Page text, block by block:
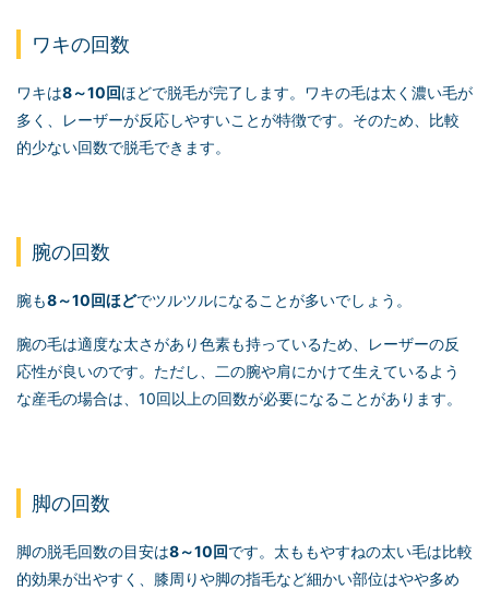
ワキの回数
ワキは8～10回ほどで脱毛が完了します。ワキの毛は太く濃い毛が
多く、レーザーが反応しやすいことが特徴です。そのため、比較
的少ない回数で脱毛できます。
腕の回数
腕も8～10回ほどでツルツルになることが多いでしょう。
腕の毛は適度な太さがあり色素も持っているため、レーザーの反
応性が良いのです。ただし、二の腕や肩にかけて生えているよう
な産毛の場合は、10回以上の回数が必要になることがあります。
脚の回数
脚の脱毛回数の目安は8～10回です。太ももやすねの太い毛は比較
的効果が出やすく、膝周りや脚の指毛など細かい部位はやや多め